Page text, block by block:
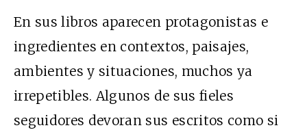
En sus libros aparecen protagonistas e
ingredientes en contextos, paisajes,
ambientes y situaciones, muchos ya
irrepetibles. Algunos de sus fieles
seguidores devoran sus escritos como si